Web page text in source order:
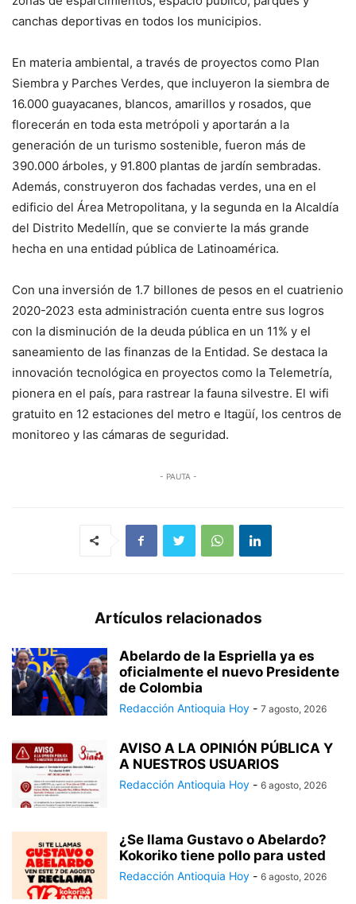
canchas deportivas en todos los municipios.
En materia ambiental, a través de proyectos como Plan
Siembra y Parches Verdes, que incluyeron la siembra de
16.000 guayacanes, blancos, amarillos y rosados, que
florecerán en toda esta metrópoli y aportarán a la
generación de un turismo sostenible, fueron más de
390.000 árboles, y 91.800 plantas de jardín sembradas.
Además, construyeron dos fachadas verdes, una en el
edificio del Área Metropolitana, y la segunda en la Alcaldía
del Distrito Medellín, que se convierte la más grande
hecha en una entidad pública de Latinoamérica.
Con una inversión de 1.7 billones de pesos en el cuatrienio
2020-2023 esta administración cuenta entre sus logros
con la disminución de la deuda pública en un 11% y el
saneamiento de las finanzas de la Entidad. Se destaca la
innovación tecnológica en proyectos como la Telemetría,
pionera en el país, para rastrear la fauna silvestre. El wifi
gratuito en 12 estaciones del metro e Itagüí, los centros de
monitoreo y las cámaras de seguridad.
- PAUTA -
Artículos relacionados
Abelardo de la Espriella ya es
oficialmente el nuevo Presidente
de Colombia
Redacción Antioquia Hoy - 7 agosto, 2026
AVISO A LA OPINIÓN PÚBLICA Y
A NUESTROS USUARIOS
Redacción Antioquia Hoy - 6 agosto, 2026
¿Se llama Gustavo o Abelardo?
Kokoriko tiene pollo para usted
Redacción Antioquia Hoy - 6 agosto, 2026